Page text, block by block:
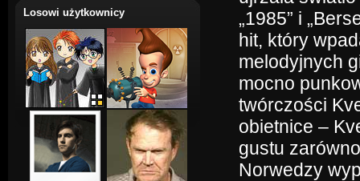
Losowi użytkownicy
„1985” i
hit, który
melodyjnych
mocno
twórczości
obietnice –
gustu
Norwedzy